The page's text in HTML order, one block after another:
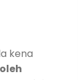
kena